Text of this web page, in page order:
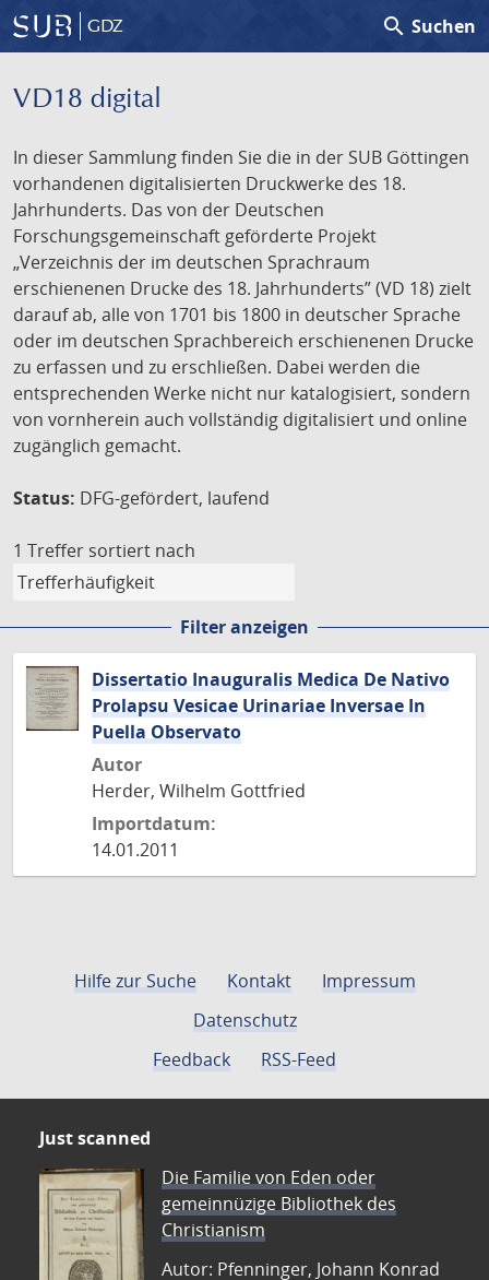
GDZ search Suchen
VD18 digital
In dieser Sammlung finden Sie die in der SUB Göttingen
vorhandenen digitalisierten Druckwerke des 18.
Jahrhunderts. Das von der Deutschen
Forschungsgemeinschaft geförderte Projekt
„Verzeichnis der im deutschen Sprachraum
erschienenen Drucke des 18. Jahrhunderts” (VD 18) zielt
darauf ab, alle von 1701 bis 1800 in deutscher Sprache
oder im deutschen Sprachbereich erschienenen Drucke
zu erfassen und zu erschließen. Dabei werden die
entsprechenden Werke nicht nur katalogisiert, sondern
von vornherein auch vollständig digitalisiert und online
zugänglich gemacht.
Status: DFG-gefördert, laufend
1 Treffer sortiert nach
Filter anzeigen
Dissertatio Inauguralis Medica De Nativo
Prolapsu Vesicae Urinariae Inversae In
Puella Observato
Autor
Herder, Wilhelm Gottfried
Importdatum:
14.01.2011
Hilfe zur Suche Kontakt
Impressum
Datenschutz
Feedback
RSS-Feed
Just scanned
Die Familie von Eden oder
gemeinnüzige Bibliothek des
Christianism
Autor: Pfenninger, Johann Konrad